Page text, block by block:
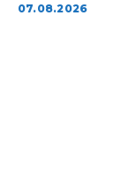
07.08.2026